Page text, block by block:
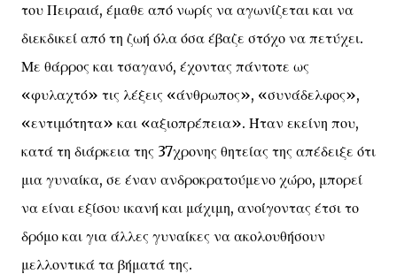
του Πειραιά, έμαθε από νωρίς να αγωνίζεται και να
διεκδικεί από τη ζωή όλα όσα έβαζε στόχο να πετύχει.
Με θάρρος και τσαγανό, έχοντας πάντοτε ως
«φυλαχτό» τις λέξεις «άνθρωπος», «συνάδελφος»,
«εντιμότητα» και «αξιοπρέπεια». Ήταν εκείνη που,
κατά τη διάρκεια της 37χρονης θητείας της απέδειξε ότι
μια γυναίκα, σε έναν ανδροκρατούμενο χώρο, μπορεί
να είναι εξίσου ικανή και μάχιμη, ανοίγοντας έτσι το
δρόμο και για άλλες γυναίκες να ακολουθήσουν
μελλοντικά τα βήματά της.